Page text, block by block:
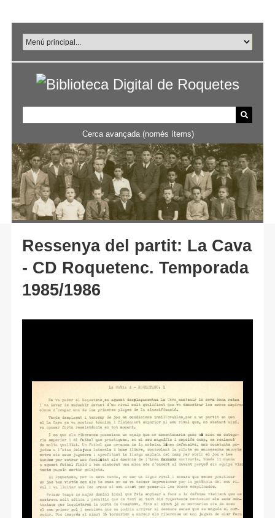
principal
Cerca avançada (només ítems)
Ressenya del partit: La Cava
- CD Roquetenc. Temporada
1985/1986